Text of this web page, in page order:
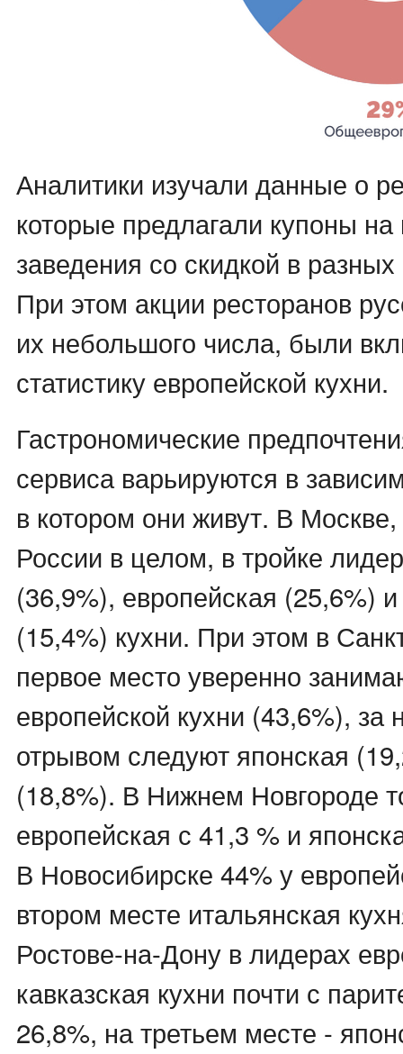
Аналитики изучали данные о
которые предлагали купоны
заведения со скидкой в
При этом акции ресторанов
их небольшого числа, были
статистику европейской кухни.
Гастрономические
сервиса варьируются в
в котором они живут. В
России в целом, в тройке
(36,9%), европейская (25,6%) и
(15,4%) кухни. При этом в
первое место уверенно
европейской кухни (43,6%),
отрывом следуют японская
(18,8%). В Нижнем Новгороде
европейская с 41,3 % и
В Новосибирске 44% у
втором месте итальянская
Ростове-на-Дону в лидерах
кавказская кухни почти с
26,8%, на третьем месте -